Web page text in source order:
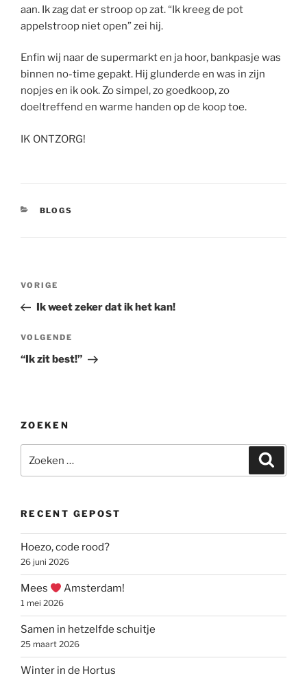
aan. Ik zag dat er stroop op zat. “Ik kreeg de pot
appelstroop niet open” zei hij.
Enfin wij naar de supermarkt en ja hoor, bankpasje was
binnen no-time gepakt. Hij glunderde en was in zijn
nopjes en ik ook. Zo simpel, zo goedkoop, zo
doeltreffend en warme handen op de koop toe.
IK ONTZORG!
CATEGORIEËN
BLOGS
Bericht
Vorig
bericht
VORIGE
Ik weet zeker dat ik het kan!
Volgend
bericht
VOLGENDE
“Ik zit best!”
ZOEKEN
naar:
RECENT GEPOST
Hoezo, code rood?
26 juni 2026
Mees Amsterdam!
1 mei 2026
Samen in hetzelfde schuitje
25 maart 2026
Winter in de Hortus